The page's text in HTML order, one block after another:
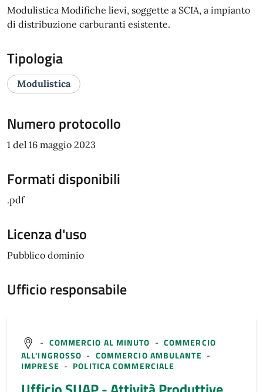
Modulistica Modifiche lievi, soggette a SCIA, a impianto
di distribuzione carburanti esistente.
Tipologia
Modulistica
Numero protocollo
1 del 16 maggio 2023
Formati disponibili
.pdf
Licenza d'uso
Pubblico dominio
Ufficio responsabile
- COMMERCIO AL MINUTO - COMMERCIO
ALL'INGROSSO - COMMERCIO AMBULANTE -
IMPRESE - POLITICA COMMERCIALE